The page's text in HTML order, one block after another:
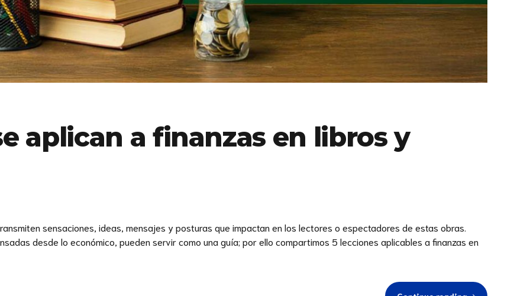
aplican a finanzas en libros y
sensaciones, ideas, mensajes y posturas que impactan en los lectores o espectadores de estas obras.
desde lo económico, pueden servir como una guía; por ello compartimos 5 lecciones aplicables a finanzas en